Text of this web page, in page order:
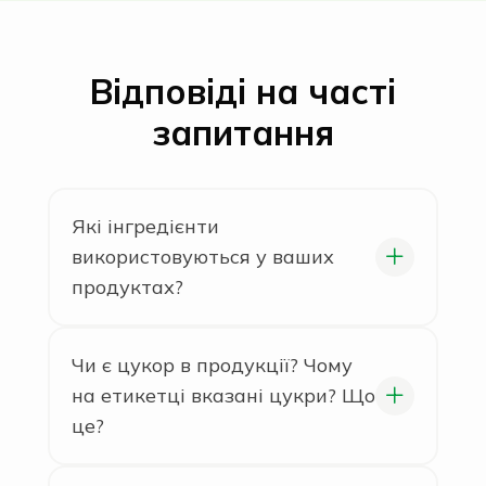
Відповіді на часті
запитання
Які інгредієнти
використовуються у ваших
продуктах?
додавання штучних барвників чи
консервантів. У наших батончиках,
гранолі та хлібцях ви знайдете
Чи є цукор в продукції? Чому
на етикетці вказані цукри? Що
це?